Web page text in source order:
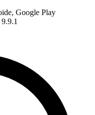
Google Play